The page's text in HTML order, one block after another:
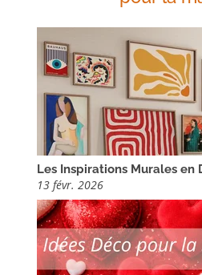
Les Inspirations Murales en
13 févr. 2026